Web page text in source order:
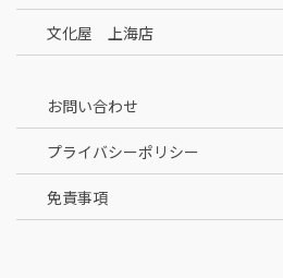
文化屋 上海店
お問い合わせ
プライバシーポリシー
免責事項